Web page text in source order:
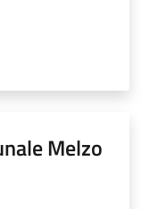
Melzo